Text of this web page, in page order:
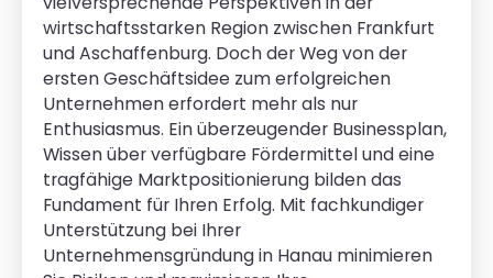
wirtschaftsstarken Region zwischen Frankfurt
und Aschaffenburg. Doch der Weg von der
ersten Geschäftsidee zum erfolgreichen
Unternehmen erfordert mehr als nur
Enthusiasmus. Ein überzeugender Businessplan,
Wissen über verfügbare Fördermittel und eine
tragfähige Marktpositionierung bilden das
Fundament für Ihren Erfolg. Mit fachkundiger
Unterstützung bei Ihrer
Unternehmensgründung in Hanau minimieren